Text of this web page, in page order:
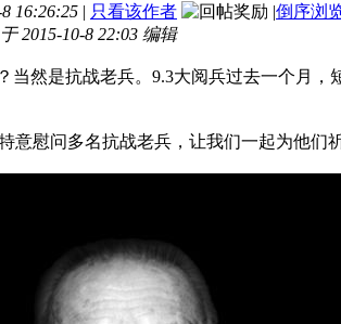
16:26:25 | 只看该作者 |倒序浏
2015-10-8 22:03 编辑
当然是抗战老兵。9.3大阅兵过去一个月
意慰问多名抗战老兵，让我们一起为他们